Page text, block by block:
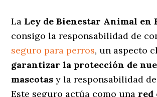
La Ley de Bienestar Animal en
consigo la responsabilidad de
seguro para perros, un aspecto
garantizar la protección de
mascotas y la responsabilidad
Este seguro actúa como una red